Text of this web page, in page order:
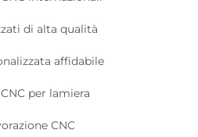
di alta qualità
affidabile
per lamiera
CNC